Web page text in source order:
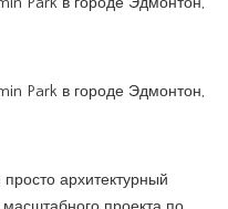
архитектурный